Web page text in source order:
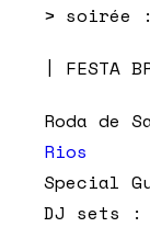
> soirée
| FESTA
Roda de
Rios
Special
DJ sets :